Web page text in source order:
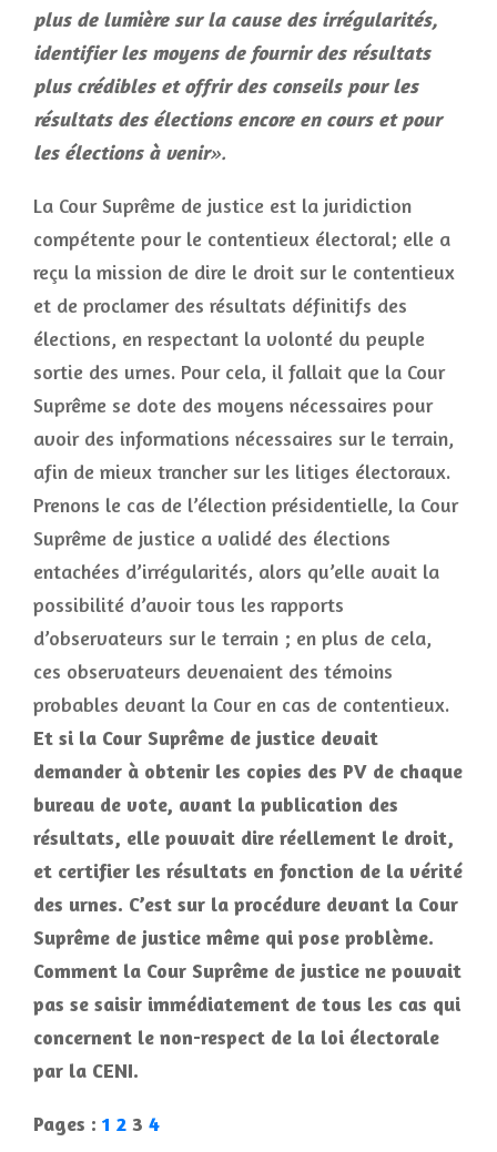
plus de lumière sur la cause des irrégularités,
identifier les moyens de fournir des résultats
plus crédibles et offrir des conseils pour les
résultats des élections encore en cours et pour
les élections à venir».
La Cour Suprême de justice est la juridiction
compétente pour le contentieux électoral; elle a
reçu la mission de dire le droit sur le contentieux
et de proclamer des résultats définitifs des
élections, en respectant la volonté du peuple
sortie des urnes. Pour cela, il fallait que la Cour
Suprême se dote des moyens nécessaires pour
avoir des informations nécessaires sur le terrain,
afin de mieux trancher sur les litiges électoraux.
Prenons le cas de l’élection présidentielle, la Cour
Suprême de justice a validé des élections
entachées d’irrégularités, alors qu’elle avait la
possibilité d’avoir tous les rapports
d’observateurs sur le terrain ; en plus de cela,
ces observateurs devenaient des témoins
probables devant la Cour en cas de contentieux.
Et si la Cour Suprême de justice devait
demander à obtenir les copies des PV de chaque
bureau de vote, avant la publication des
résultats, elle pouvait dire réellement le droit,
et certifier les résultats en fonction de la vérité
des urnes. C’est sur la procédure devant la Cour
Suprême de justice même qui pose problème.
Comment la Cour Suprême de justice ne pouvait
pas se saisir immédiatement de tous les cas qui
concernent le non-respect de la loi électorale
par la CENI.
Pages : 1 2 3 4